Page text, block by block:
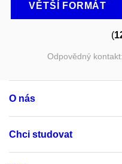
VĚTŠÍ FORMÁT
(
Odpovědný kontakt:
O nás
Chci studovat